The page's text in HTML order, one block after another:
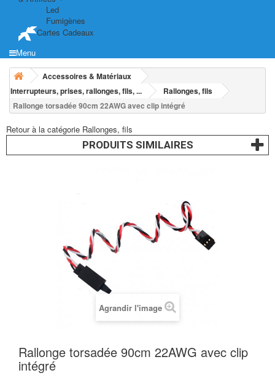
Led
Fumigènes
Cartes Cadeaux
Menu
Accessoires & Matériaux
Interrupteurs, prises, rallonges, fils, ...
Rallonges, fils
Rallonge torsadée 90cm 22AWG avec clip intégré
Retour à la catégorie Rallonges, fils
PRODUITS SIMILAIRES
Agrandir l'image
Rallonge torsadée 90cm 22AWG avec clip
intégré